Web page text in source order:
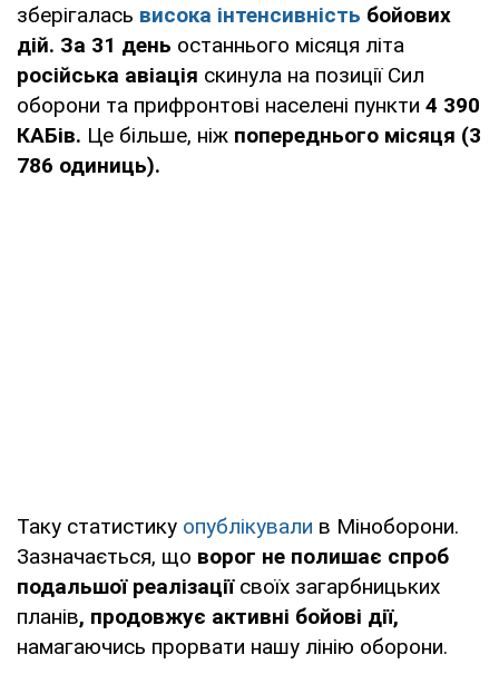
зберігалась висока інтенсивність бойових
дій. За 31 день останнього місяця літа
російська авіація скинула на позиції Сил
оборони та прифронтові населені пункти 4 390
КАБів. Це більше, ніж попереднього місяця (3
786 одиниць).
Таку статистику опублікували в Міноборони.
Зазначається, що ворог не полишає спроб
подальшої реалізації своїх загарбницьких
планів, продовжує активні бойові дії,
намагаючись прорвати нашу лінію оборони.